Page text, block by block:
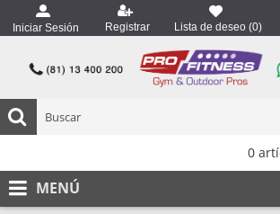
Iniciar Sesión Registrar Lista de deseo (0)
0
MENÚ